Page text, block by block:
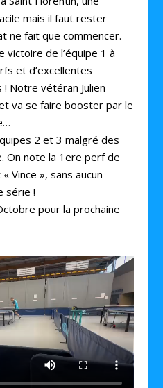
mais il faut rester
ne fait que commencer.
victoire de l’équipe 1 à
et d’excellentes
Notre vétéran Julien
va se faire booster par le
2 et 3 malgré des
On note la 1ere perf de
Vince », sans aucun
série !
pour la prochaine